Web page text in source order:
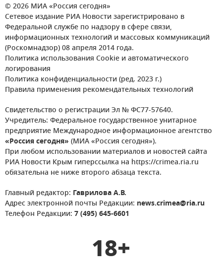
© 2026 МИА «Россия сегодня»
Сетевое издание РИА Новости зарегистрировано в
Федеральной службе по надзору в сфере связи,
информационных технологий и массовых коммуникаций
(Роскомнадзор) 08 апреля 2014 года.
Политика использования Cookie и автоматического
логирования
Политика конфиденциальности (ред. 2023 г.)
Правила применения рекомендательных технологий
Свидетельство о регистрации Эл № ФС77-57640.
Учредитель: Федеральное государственное унитарное
предприятие Международное информационное агентство
«Россия сегодня» (МИА «Россия сегодня»).
При любом использовании материалов и новостей сайта
РИА Новости Крым гиперссылка на https://crimea.ria.ru
обязательна не ниже второго абзаца текста.
Главный редактор: Гаврилова А.В.
Адрес электронной почты Редакции: news.crimea@ria.ru
Телефон Редакции: 7 (495) 645-6601
18+